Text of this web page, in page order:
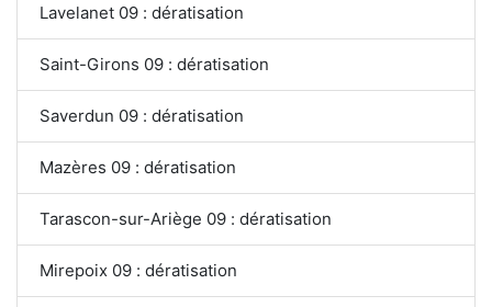
Lavelanet 09 : dératisation
Saint-Girons 09 : dératisation
Saverdun 09 : dératisation
Mazères 09 : dératisation
Tarascon-sur-Ariège 09 : dératisation
Mirepoix 09 : dératisation